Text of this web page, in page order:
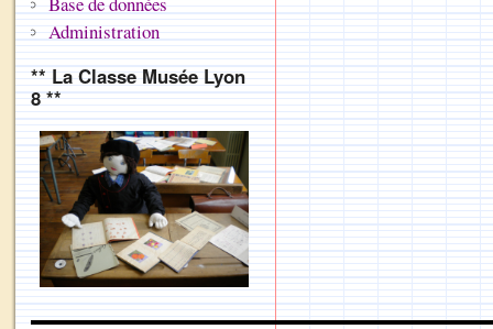
Administration
** La Classe Musée Lyon
8 **